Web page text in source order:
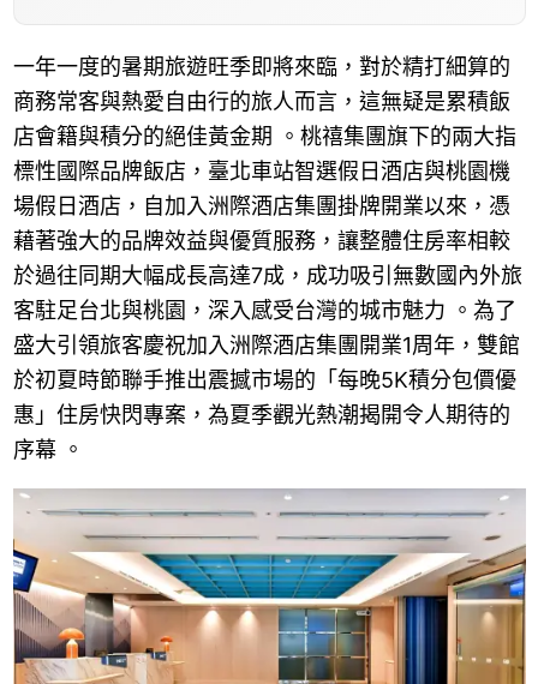
一年一度的暑期旅遊旺季即將來臨，對於精打細算的
商務常客與熱愛自由行的旅人而言，這無疑是累積飯
店會籍與積分的絕佳黃金期 。桃禧集團旗下的兩大指
標性國際品牌飯店，臺北車站智選假日酒店與桃園機
場假日酒店，自加入洲際酒店集團掛牌開業以來，憑
藉著強大的品牌效益與優質服務，讓整體住房率相較
於過往同期大幅成長高達7成，成功吸引無數國內外旅
客駐足台北與桃園，深入感受台灣的城市魅力 。為了
盛大引領旅客慶祝加入洲際酒店集團開業1周年，雙館
於初夏時節聯手推出震撼市場的「每晚5K積分包價優
惠」住房快閃專案，為夏季觀光熱潮揭開令人期待的
序幕 。